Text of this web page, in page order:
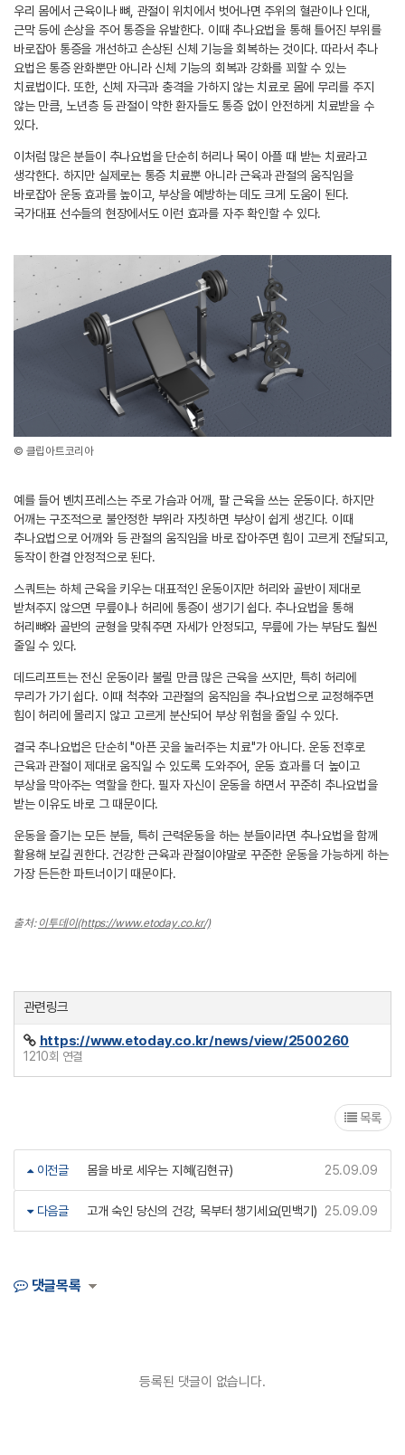
우리 몸에서 근육이나 뼈, 관절이 위치에서 벗어나면 주위의 혈관이나 인대,
근막 등에 손상을 주어 통증을 유발한다. 이때 추나요법을 통해 틀어진 부위를
바로잡아 통증을 개선하고 손상된 신체 기능을 회복하는 것이다. 따라서 추나
요법은 통증 완화뿐만 아니라 신체 기능의 회복과 강화를 꾀할 수 있는
치료법이다. 또한, 신체 자극과 충격을 가하지 않는 치료로 몸에 무리를 주지
않는 만큼, 노년층 등 관절이 약한 환자들도 통증 없이 안전하게 치료받을 수
있다.
이처럼 많은 분들이 추나요법을 단순히 허리나 목이 아플 때 받는 치료라고
생각한다. 하지만 실제로는 통증 치료뿐 아니라 근육과 관절의 움직임을
바로잡아 운동 효과를 높이고, 부상을 예방하는 데도 크게 도움이 된다.
국가대표 선수들의 현장에서도 이런 효과를 자주 확인할 수 있다.
© 클립아트코리아
예를 들어 벤치프레스는 주로 가슴과 어깨, 팔 근육을 쓰는 운동이다. 하지만
어깨는 구조적으로 불안정한 부위라 자칫하면 부상이 쉽게 생긴다. 이때
추나요법으로 어깨와 등 관절의 움직임을 바로 잡아주면 힘이 고르게 전달되고,
동작이 한결 안정적으로 된다.
스쿼트는 하체 근육을 키우는 대표적인 운동이지만 허리와 골반이 제대로
받쳐주지 않으면 무릎이나 허리에 통증이 생기기 쉽다. 추나요법을 통해
허리뼈와 골반의 균형을 맞춰주면 자세가 안정되고, 무릎에 가는 부담도 훨씬
줄일 수 있다.
데드리프트는 전신 운동이라 불릴 만큼 많은 근육을 쓰지만, 특히 허리에
무리가 가기 쉽다. 이때 척추와 고관절의 움직임을 추나요법으로 교정해주면
힘이 허리에 몰리지 않고 고르게 분산되어 부상 위험을 줄일 수 있다.
결국 추나요법은 단순히 "아픈 곳을 눌러주는 치료"가 아니다. 운동 전후로
근육과 관절이 제대로 움직일 수 있도록 도와주어, 운동 효과를 더 높이고
부상을 막아주는 역할을 한다. 필자 자신이 운동을 하면서 꾸준히 추나요법을
받는 이유도 바로 그 때문이다.
운동을 즐기는 모든 분들, 특히 근력운동을 하는 분들이라면 추나요법을 함께
활용해 보길 권한다. 건강한 근육과 관절이야말로 꾸준한 운동을 가능하게 하는
가장 든든한 파트너이기 때문이다.
출처: 이투데이(https://www.etoday.co.kr/)
관련링크
https://www.etoday.co.kr/news/view/2500260
1210회 연결
목록
이전글 몸을 바로 세우는 지혜(김현규) 25.09.09
다음글 고개 숙인 당신의 건강, 목부터 챙기세요(민백기) 25.09.09
댓글목록
등록된 댓글이 없습니다.